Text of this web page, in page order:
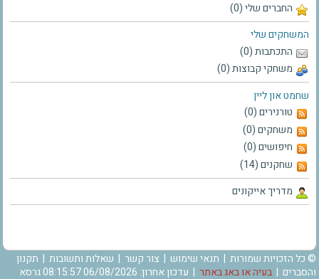
החברים שלי (0)
המשחקים שלי
התכתבות (0)
משחקי קבוצות (0)
שחמט און ליין
טורנירים (0)
משחקים (0)
חיפושים (0)
שחקנים (14)
מדריך אייקונים
© כל הזכויות שמורות | תנאי שימוש | צור קשר | שאלות ותשובות | תקנון
והסברים | בעיה או באג באתר
| עדכון אחרון: 06/08/2026 08:15:57 גרסא